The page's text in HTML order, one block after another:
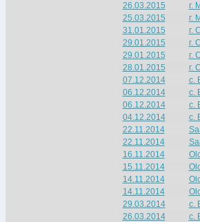
26.03.2015
г.
25.03.2015
г.
31.01.2015
г.
29.01.2015
г.
29.01.2015
г.
28.01.2015
г.
07.12.2014
с.
06.12.2014
с.
06.12.2014
с.
04.12.2014
с.
22.11.2014
22.11.2014
16.11.2014
15.11.2014
14.11.2014
14.11.2014
29.03.2014
с.
26.03.2014
с.